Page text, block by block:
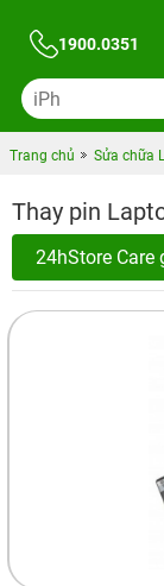
1900.0351
Trang chủ Sửa chữa
Thay pin
24hStore Care